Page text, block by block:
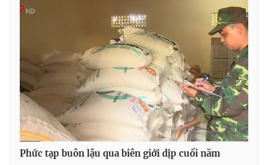
THỜI BÁO VTV
Theo dõi báo trên
Cơ quan chủ quản: Đài Truyền hình Việt Nam
Phức tạp buôn lậu qua biên giới dịp cuối năm